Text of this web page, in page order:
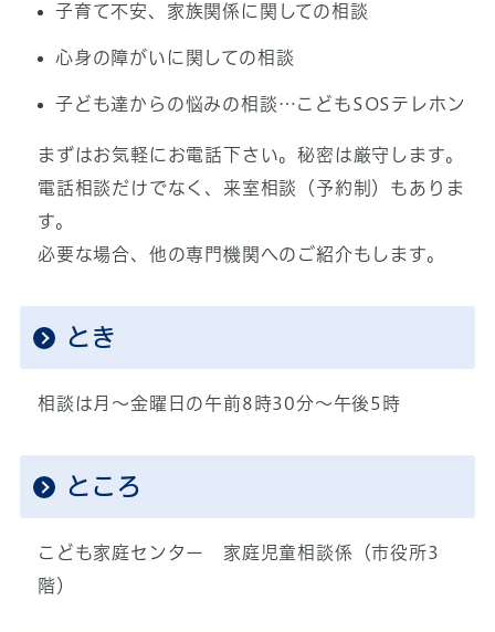
子育て不安、家族関係に関しての相談
心身の障がいに関しての相談
子ども達からの悩みの相談…こどもSOSテレホン
まずはお気軽にお電話下さい。秘密は厳守します。
電話相談だけでなく、来室相談（予約制）もありま
す。
必要な場合、他の専門機関へのご紹介もします。
とき
相談は月～金曜日の午前8時30分～午後5時
ところ
こども家庭センター 家庭児童相談係（市役所3
階）